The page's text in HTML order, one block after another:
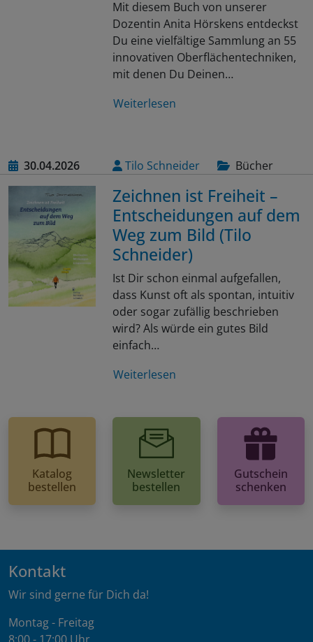
Mit diesem Buch von unserer
Dozentin Anita Hörskens entdeckst
Du eine vielfältige Sammlung an 55
innovativen Oberflächentechniken,
mit denen Du Deinen…
Weiterlesen
30.04.2026 Tilo Schneider Bücher
Zeichnen ist Freiheit –
Entscheidungen auf dem
Weg zum Bild (Tilo
Schneider)
Ist Dir schon einmal aufgefallen,
dass Kunst oft als spontan, intuitiv
oder sogar zufällig beschrieben
wird? Als würde ein gutes Bild
einfach…
Weiterlesen
Katalog
bestellen
Newsletter
bestellen
Gutschein
schenken
Kontakt
Wir sind gerne für Dich da!
Montag - Freitag